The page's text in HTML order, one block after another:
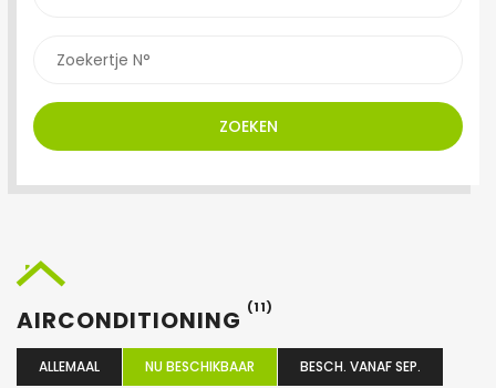
ZOEKEN
AIRCONDITIONING (11)
ALLEMAAL NU BESCHIKBAAR BESCH. VANAF SEP.